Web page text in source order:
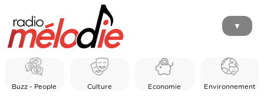
▼
Buzz - People Culture Economie Environnement